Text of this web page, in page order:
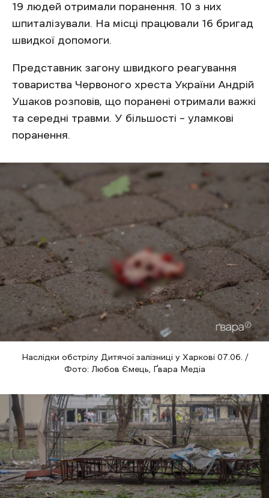
19 людей отримали поранення. 10 з них
шпиталізували. На місці працювали 16 бригад
швидкої допомоги.
Представник загону швидкого реагування
товариства Червоного хреста України Андрій
Ушаков розповів, що поранені отримали важкі
та середні травми. У більшості – уламкові
поранення.
Наслідки обстрілу Дитячої залізниці у Харкові 07.06. /
Фото: Любов Ємець, Ґвара Медіа